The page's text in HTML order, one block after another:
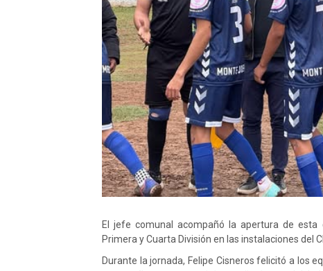
El jefe comunal acompañó la apertura de
Primera y Cuarta División en las instalaciones del
Durante la jornada, Felipe Cisneros felicitó a los